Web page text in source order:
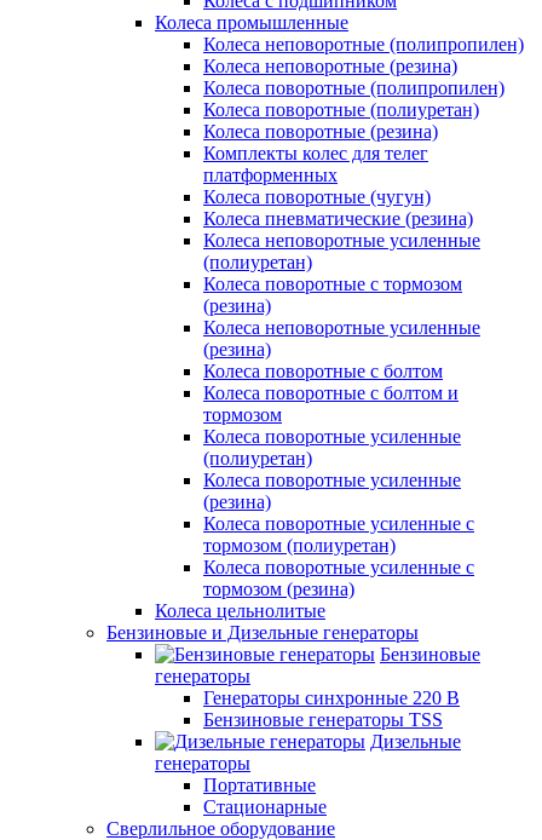
Колеса промышленные
Колеса неповоротные (полипропилен)
Колеса неповоротные (резина)
Колеса поворотные (полипропилен)
Колеса поворотные (полиуретан)
Колеса поворотные (резина)
Комплекты колес для телег
платформенных
Колеса поворотные (чугун)
Колеса пневматические (резина)
Колеса неповоротные усиленные
(полиуретан)
Колеса поворотные c тормозом
(резина)
Колеса неповоротные усиленные
(резина)
Колеса поворотные с болтом
Колеса поворотные с болтом и
тормозом
Колеса поворотные усиленные
(полиуретан)
Колеса поворотные усиленные
(резина)
Колеса поворотные усиленные с
тормозом (полиуретан)
Колеса поворотные усиленные с
тормозом (резина)
Колеса цельнолитые
Бензиновые и Дизельные генераторы
Бензиновые
генераторы
Генераторы синхронные 220 В
Бензиновые генераторы TSS
Дизельные
генераторы
Портативные
Стационарные
Сверлильное оборудование